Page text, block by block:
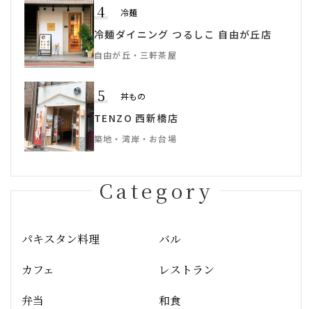
4 冷麺
冷麺ダイニング つるしこ 自由が丘店
自由が丘・三軒茶屋
5 丼もの
TENZO 西新橋店
築地・湾岸・お台場
Category
パキスタン料理
バル
カフェ
レストラン
弁当
和食